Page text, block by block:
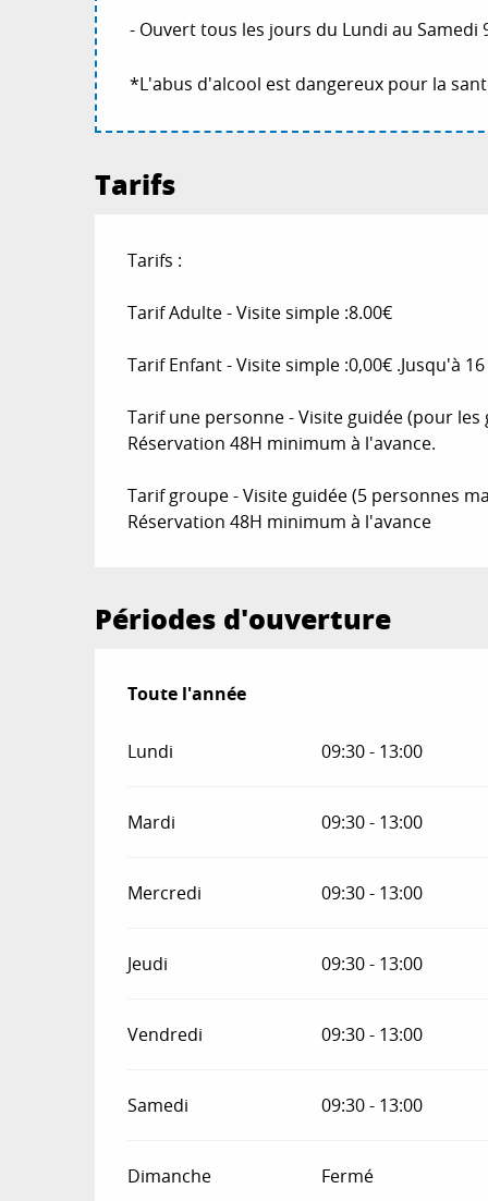
- Ouvert tous les jours du Lundi au Samedi
*L'abus d'alcool est dangereux pour la
Tarifs
Tarifs :
Tarif Adulte - Visite simple :8.00€
Tarif Enfant - Visite simple :0,00€ .Jusqu'à
Tarif une personne - Visite guidée (pour
Réservation 48H minimum à l'avance.
Tarif groupe - Visite guidée (5 personnes
Réservation 48H minimum à l'avance
Périodes d'ouverture
Toute l'année
Toute l'année
Lundi 09:30 - 13:00
Mardi 09:30 - 13:00
Mercredi 09:30 - 13:00
Jeudi 09:30 - 13:00
Vendredi 09:30 - 13:00
Samedi 09:30 - 13:00
Dimanche Fermé